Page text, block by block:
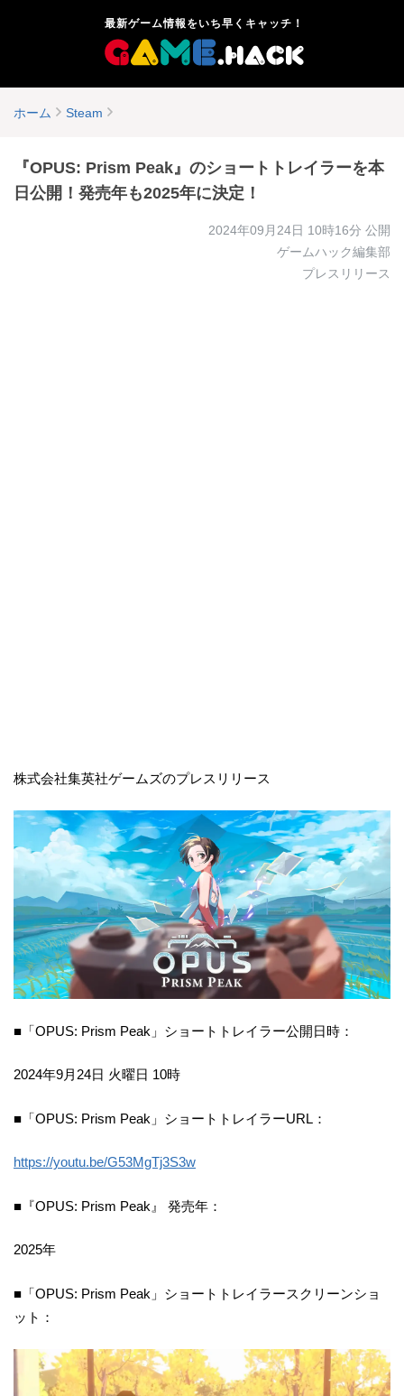
最新ゲーム情報をいち早くキャッチ！
ホーム Steam
『OPUS: Prism Peak』のショートトレイラーを本
日公開！発売年も2025年に決定！
2024年09月24日 10時16分 公開
ゲームハック編集部
プレスリリース
株式会社集英社ゲームズのプレスリリース
■「OPUS: Prism Peak」ショートトレイラー公開日時：
2024年9月24日 火曜日 10時
■「OPUS: Prism Peak」ショートトレイラーURL：
https://youtu.be/G53MgTj3S3w
■『OPUS: Prism Peak』 発売年：
2025年
■「OPUS: Prism Peak」ショートトレイラースクリーンショ
ット：